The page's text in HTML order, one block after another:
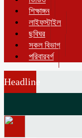
শিক্ষাঙ্গন
লাইফস্টাইল
ছবিঘর
সকল বিভাগ
পরিবারবর্গ
Headline